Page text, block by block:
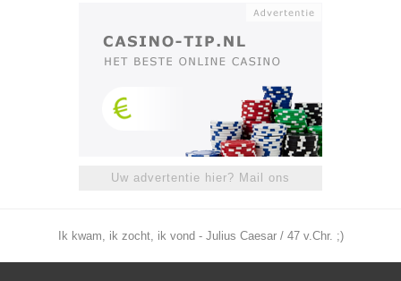
Uw advertentie hier? Mail ons
Ik kwam, ik zocht, ik vond - Julius Caesar / 47 v.Chr. ;)